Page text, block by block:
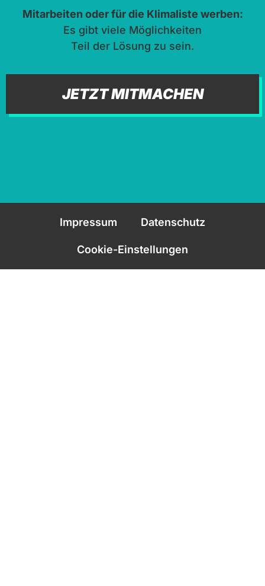
Mitarbeiten oder für die Klimaliste werben:
Es gibt viele Möglichkeiten
Teil der Lösung zu sein.
JETZT MITMACHEN
Impressum Datenschutz
Cookie-Einstellungen